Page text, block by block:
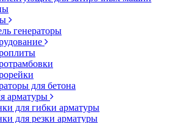
генераторы
для бетона
арматуры
для гибки арматуры
для резки арматуры